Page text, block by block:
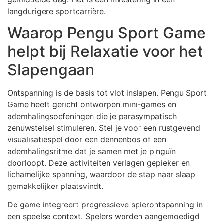
langdurigere sportcarrière.
Waarop Pengu Sport Game
helpt bij Relaxatie voor het
Slapengaan
Ontspanning is de basis tot vlot inslapen. Pengu Sport
Game heeft gericht ontworpen mini-games en
ademhalingsoefeningen die je parasympatisch
zenuwstelsel stimuleren. Stel je voor een rustgevend
visualisatiespel door een dennenbos of een
ademhalingsritme dat je samen met je pinguïn
doorloopt. Deze activiteiten verlagen gepieker en
lichamelijke spanning, waardoor de stap naar slaap
gemakkelijker plaatsvindt.
De game integreert progressieve spierontspanning in
een speelse context. Spelers worden aangemoedigd